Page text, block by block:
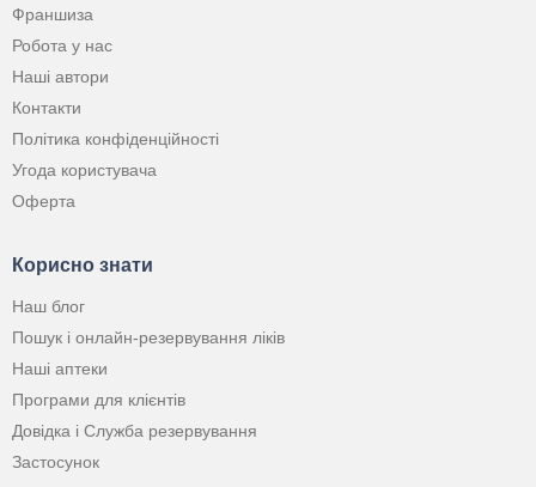
Франшиза
Робота у нас
Наші автори
Контакти
Політика конфіденційності
Угода користувача
Оферта
Корисно знати
Наш блог
Пошук і онлайн-резервування ліків
Наші аптеки
Програми для клієнтів
Довідка і Служба резервування
Застосунок